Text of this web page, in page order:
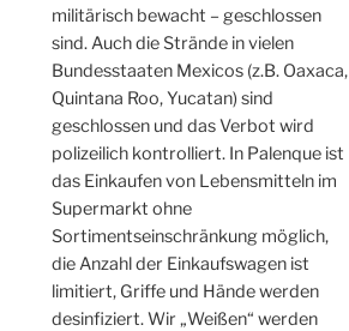
militärisch bewacht – geschlossen
sind. Auch die Strände in vielen
Bundesstaaten Mexicos (z.B. Oaxaca,
Quintana Roo, Yucatan) sind
geschlossen und das Verbot wird
polizeilich kontrolliert. In Palenque ist
das Einkaufen von Lebensmitteln im
Supermarkt ohne
Sortimentseinschränkung möglich,
die Anzahl der Einkaufswagen ist
limitiert, Griffe und Hände werden
desinfiziert. Wir „Weißen“ werden